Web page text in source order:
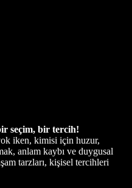
seçim, bir tercih!
iken, kimisi için huzur,
anlam kaybı ve duygusal
tarzları, kişisel tercihleri